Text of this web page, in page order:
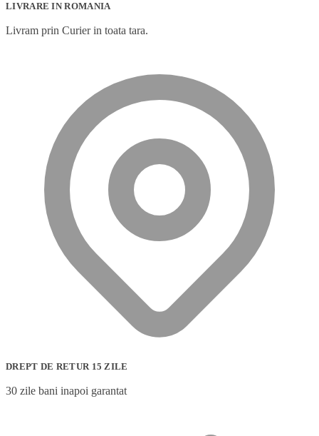
LIVRARE IN ROMANIA
Livram prin Curier in toata tara.
DREPT DE RETUR 15 ZILE
30 zile bani inapoi garantat